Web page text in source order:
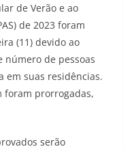
de Verão e ao
de 2023 foram
(11) devido ao
número de pessoas
em suas residências.
foram prorrogadas,
serão